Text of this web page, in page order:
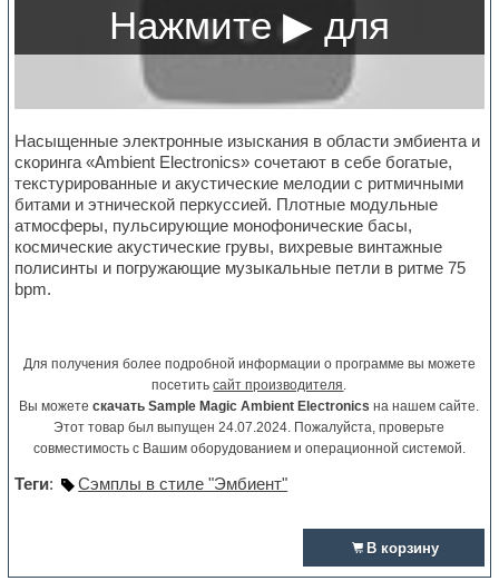
Насыщенные электронные изыскания в области эмбиента и
скоринга «Ambient Electronics» сочетают в себе богатые,
текстурированные и акустические мелодии с ритмичными
битами и этнической перкуссией. Плотные модульные
атмосферы, пульсирующие монофонические басы,
космические акустические грувы, вихревые винтажные
полисинты и погружающие музыкальные петли в ритме 75
bpm.
Для получения более подробной информации о программе вы можете
посетитьсайт производителя.
Вы можетескачать Sample Magic Ambient Electronics на нашем сайте.
Этот товар был выпущен 24.07.2024. Пожалуйста, проверьте
совместимость с Вашим оборудованием и операционной системой.
Теги: Сэмплы в стиле "Эмбиент"
В корзину